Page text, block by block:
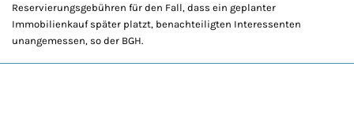
Reservierungsgebühren für den Fall, dass ein geplanter
Immobilienkauf später platzt, benachteiligten Interessenten
unangemessen, so der BGH.